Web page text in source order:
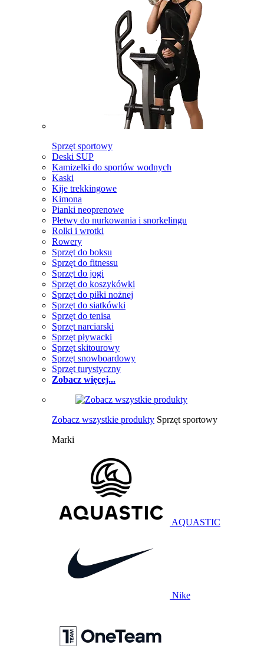
Sprzęt sportowy
Deski SUP
Kamizelki do sportów wodnych
Kaski
Kije trekkingowe
Kimona
Pianki neoprenowe
Płetwy do nurkowania i snorkelingu
Rolki i wrotki
Rowery
Sprzęt do boksu
Sprzęt do fitnessu
Sprzęt do jogi
Sprzęt do koszykówki
Sprzęt do piłki nożnej
Sprzęt do siatkówki
Sprzęt do tenisa
Sprzęt narciarski
Sprzęt pływacki
Sprzęt skitourowy
Sprzęt snowboardowy
Sprzęt turystyczny
Zobacz więcej...
Zobacz wszystkie produkty Sprzęt sportowy
Marki
AQUASTIC
Nike